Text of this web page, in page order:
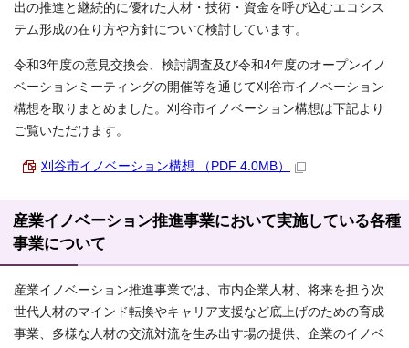
出の推進と継続的に優れた人材・技術・資金を呼び込むエコシス
テム形成の在り方や方針について検討しています。
令和3年度の意見交換会、検討調査及び令和4年度のオープンイノ
ベーションミーティングの開催等を通じて刈谷市イノベーション
構想を取りまとめました。刈谷市イノベーション構想は下記より
ご覧いただけます。
刈谷市イノベーション構想 （PDF 4.0MB）
産業イノベーション推進事業において実施している各種
事業について
産業イノベーション推進事業では、市内企業人材、将来を担う次
世代人材のマインド転換やキャリア支援など底上げのための育成
事業、多様な人材の交流対流を生み出す場の提供、企業のイノベ